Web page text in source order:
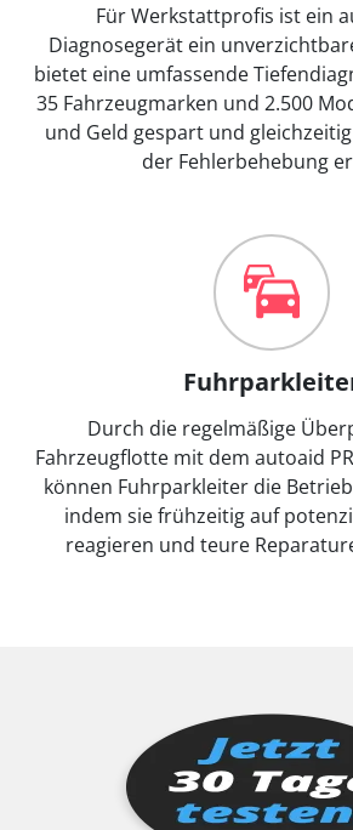
Für Werkstattprofis ist ein
Diagnosegerät ein
bietet eine umfassende
35 Fahrzeugmarken und 2.500
und Geld gespart und
der Fehlerbehebung
Durch die regelmäßige
Fahrzeugflotte mit dem autoaid
können Fuhrparkleiter die
indem sie frühzeitig auf
reagieren und teure